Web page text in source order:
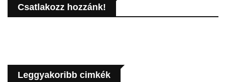
Csatlakozz hozzánk!
Leggyakoribb cimkék